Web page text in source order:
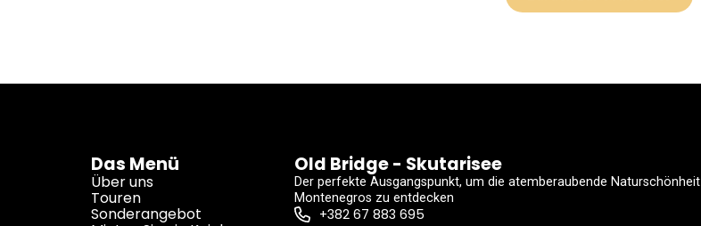
Das Menü
Über uns
Touren
Sonderangebot
Old Bridge - Skutarisee
Der perfekte Ausgangspunkt, um die atemberaubende Naturschönheit
Montenegros zu entdecken
+382 67 883 695